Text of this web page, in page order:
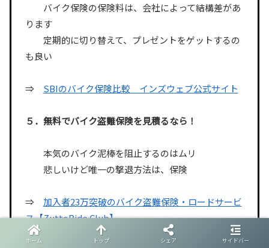
バイク保険の保険料は、会社によって結構差があ
ります
定期的に切り替えて、プレゼントをゲットするの
も良い
⇒ SBIのバイク保険比較 インズウェブ公式サイト
５．無料でバイク盗難保険を見積るなら！
本気のバイク泥棒を阻止するのはムリ
悲しいけど唯一の撃退方法は、保険
⇒ 加入者23万突破のバイク盗難保険・ロードサービ
ス【ZuttoRide Club】
ホーム トップ シェア サイドバー